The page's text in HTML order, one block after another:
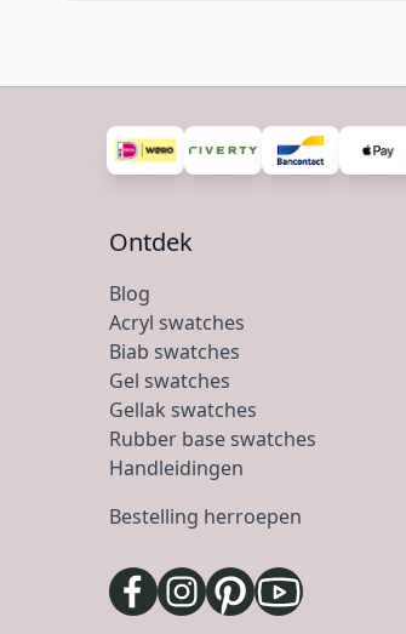
Ontdek
Blog
Acryl swatches
Biab swatches
Gel swatches
Gellak swatches
Rubber base swatches
Handleidingen
Bestelling herroepen